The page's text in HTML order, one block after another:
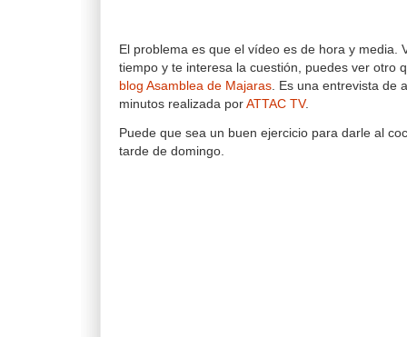
El problema es que el vídeo es de hora y media.
tiempo y te interesa la cuestión, puedes ver otro
blog Asamblea de Majaras. Es una entrevista de
minutos realizada por ATTAC TV.
Puede que sea un buen ejercicio para darle al
tarde de domingo.